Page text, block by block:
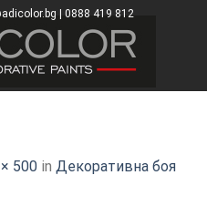
| 0888 419 812
500 in Декоративна боя